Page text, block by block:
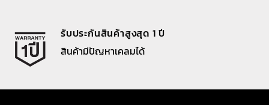
รับประกันสินค้าสูงสุด 1 ปี
สินค้ามีปัญหาเคลมได้